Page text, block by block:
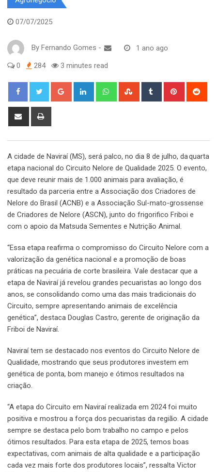
07/07/2025
By Fernando Gomes - 1 ano ago
0 284 3 minutes read
Google+ LinkedIn WhatsappStumbleUpon
Tumblr Pinterest
Share
A cidade de Naviraí (MS), será palco, no dia 8 de julho, da quarta
etapa nacional do Circuito Nelore de Qualidade 2025. O evento,
que deve reunir mais de 1.000 animais para avaliação, é
resultado da parceria entre a Associação dos Criadores de
Nelore do Brasil (ACNB) e a Associação Sul-mato-grossense
de Criadores de Nelore (ASCN), junto do frigorifico Friboi e
com o apoio da Matsuda Sementes e Nutrição Animal.
“Essa etapa reafirma o compromisso do Circuito Nelore com a
valorização da genética nacional e a promoção de boas
práticas na pecuária de corte brasileira. Vale destacar que a
etapa de Naviraí já revelou grandes pecuaristas ao longo dos
anos, se consolidando como uma das mais tradicionais do
Circuito, sempre apresentando animais de excelência
genética”, destaca Douglas Castro, gerente de originação da
Friboi de Naviraí.
Naviraí tem se destacado nos eventos do Circuito Nelore de
Qualidade, mostrando que seus produtores investem em
genética de ponta, bom manejo e ótimos resultados na
criação.
“A etapa do Circuito em Naviraí realizada em 2024 foi muito
positiva e mostrou a força dos pecuaristas da região. A cidade
sempre se destaca pelo bom trabalho no campo e pelos
ótimos resultados. Para esta etapa de 2025, temos boas
expectativas, com animais de alta qualidade e a participação
cada vez mais forte dos produtores locais”, ressalta Victor